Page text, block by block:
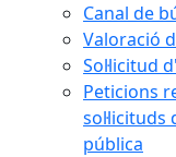
Canal de
Valoració
Sol·licitud
Peticions
pública